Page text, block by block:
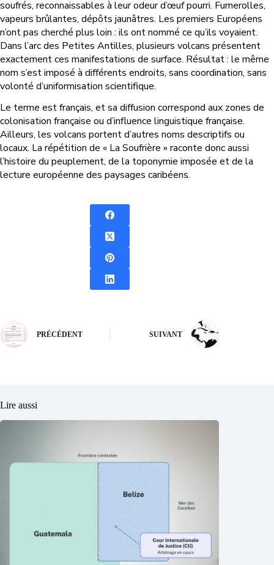
soufrés, reconnaissables à leur odeur d’œuf pourri. Fumerolles,
vapeurs brûlantes, dépôts jaunâtres. Les premiers Européens
n’ont pas cherché plus loin : ils ont nommé ce qu’ils voyaient.
Dans l’arc des Petites Antilles, plusieurs volcans présentent
exactement ces manifestations de surface. Résultat : le même
nom s’est imposé à différents endroits, sans coordination, sans
volonté d’uniformisation scientifique.
Le terme est français, et sa diffusion correspond aux zones de
colonisation française ou d’influence linguistique française.
Ailleurs, les volcans portent d’autres noms descriptifs ou
locaux. La répétition de « La Soufrière » raconte donc aussi
l’histoire du peuplement, de la toponymie imposée et de la
lecture européenne des paysages caribéens.
PRÉCÉDENT SUIVANT
Lire aussi